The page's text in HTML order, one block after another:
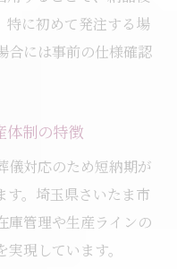
特に初めて発注する場
合には事前の仕様確認
体制の特徴
儀対応のため短納期が
す。埼玉県さいたま市
庫管理や生産ラインの
現しています。